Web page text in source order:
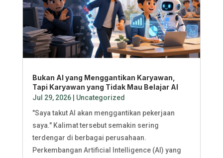
Bukan AI yang Menggantikan Karyawan,
Tapi Karyawan yang Tidak Mau Belajar AI
Jul 29, 2026| Uncategorized
"Saya takut AI akan menggantikan pekerjaan
saya." Kalimat tersebut semakin sering
terdengar di berbagai perusahaan.
Perkembangan Artificial Intelligence (AI) yang